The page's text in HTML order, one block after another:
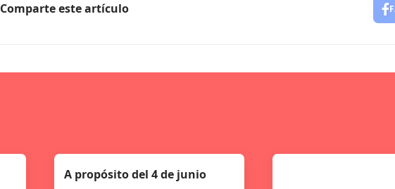
Comparte este artículo
A propósito del 4 de junio